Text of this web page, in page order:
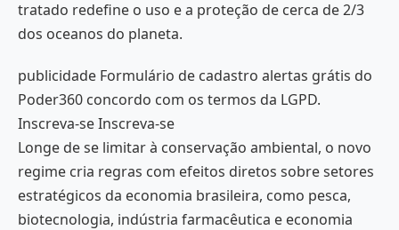
tratado redefine o uso e a proteção de cerca de 2/3
dos oceanos do planeta.
publicidade Formulário de cadastro alertas grátis do
Poder360 concordo com os termos da LGPD.
Inscreva-se Inscreva-se
Longe de se limitar à conservação ambiental, o novo
regime cria regras com efeitos diretos sobre setores
estratégicos da economia brasileira, como pesca,
biotecnologia, indústria farmacêutica e economia